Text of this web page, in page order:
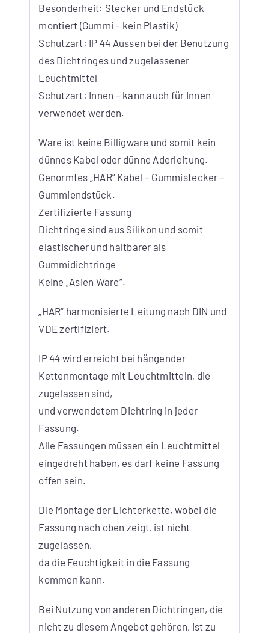
Besonderheit: Stecker und Endstück
montiert (Gummi – kein Plastik)
Schutzart: IP 44 Aussen bei der Benutzung
des Dichtringes und zugelassener
Leuchtmittel
Schutzart: Innen – kann auch für Innen
verwendet werden.
Ware ist keine Billigware und somit kein
dünnes Kabel oder dünne Aderleitung.
Genormtes „HAR“ Kabel – Gummistecker –
Gummiendstück.
Zertifizierte Fassung
Dichtringe sind aus Silikon und somit
elastischer und haltbarer als
Gummidichtringe
Keine „Asien Ware“.
„HAR“ harmonisierte Leitung nach DIN und
VDE zertifiziert.
IP 44 wird erreicht bei hängender
Kettenmontage mit Leuchtmitteln, die
zugelassen sind,
und verwendetem Dichtring in jeder
Fassung.
Alle Fassungen müssen ein Leuchtmittel
eingedreht haben, es darf keine Fassung
offen sein.
Die Montage der Lichterkette, wobei die
Fassung nach oben zeigt, ist nicht
zugelassen,
da die Feuchtigkeit in die Fassung
kommen kann.
Bei Nutzung von anderen Dichtringen, die
nicht zu diesem Angebot gehören, ist zu